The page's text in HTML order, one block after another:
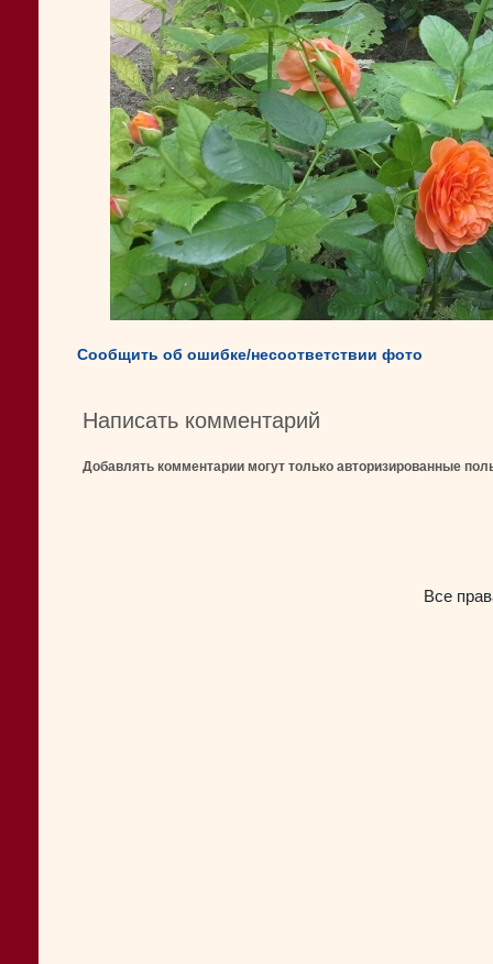
Сообщить об ошибке/несоответствии фото
Написать комментарий
Добавлять комментарии могут только авторизированные
Все